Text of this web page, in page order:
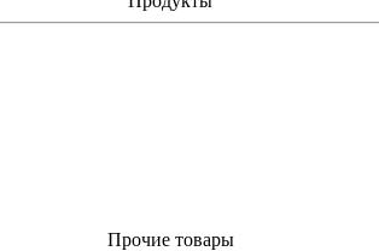
Прочие товары